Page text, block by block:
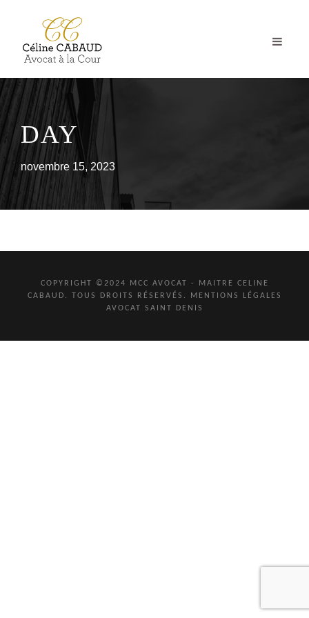
DAY
novembre 15, 2023
COPYRIGHT ©2024 MCC AVOCAT - MAITRE CELINE
CABAUD. TOUS DROITS RÉSERVÉS.
MENTIONS LÉGALES
AVOCAT SAINT DENIS